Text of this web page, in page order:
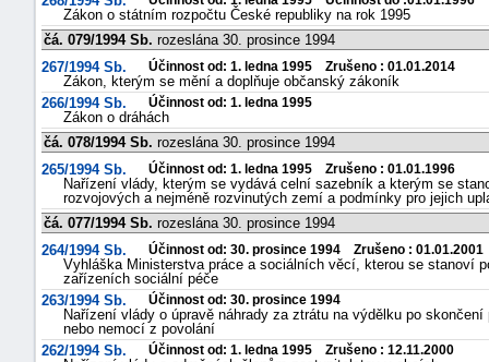
Zákon o státním rozpočtu České republiky na rok 1995
čá. 079/1994 Sb. rozeslána 30. prosince 1994
267/1994 Sb.
Účinnost od: 1. ledna 1995 Zrušeno : 01.01.2014
Zákon, kterým se mění a doplňuje občanský zákoník
266/1994 Sb.
Účinnost od: 1. ledna 1995
Zákon o dráhách
čá. 078/1994 Sb. rozeslána 30. prosince 1994
265/1994 Sb.
Účinnost od: 1. ledna 1995 Zrušeno : 01.01.1996
Nařízení vlády, kterým se vydává celní sazebník a kterým se
rozvojových a nejméně rozvinutých zemí a podmínky pro jejich
čá. 077/1994 Sb. rozeslána 30. prosince 1994
264/1994 Sb.
Účinnost od: 30. prosince 1994 Zrušeno : 01.01.2001
Vyhláška Ministerstva práce a sociálních věcí, kterou se stanoví
zařízeních sociální péče
263/1994 Sb.
Účinnost od: 30. prosince 1994
Nařízení vlády o úpravě náhrady za ztrátu na výdělku po
nebo nemocí z povolání
262/1994 Sb.
Účinnost od: 1. ledna 1995 Zrušeno : 12.11.2000